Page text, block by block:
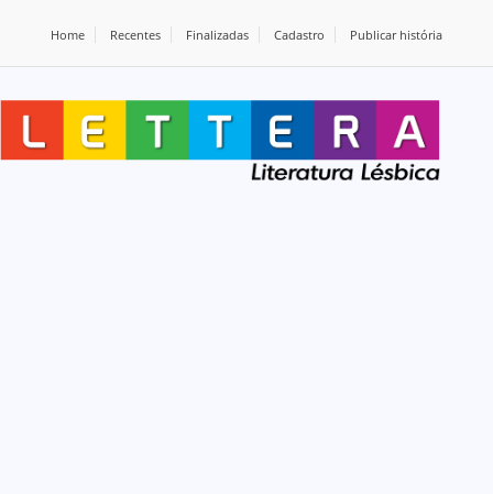
Home Recentes Finalizadas Cadastro Publicar história